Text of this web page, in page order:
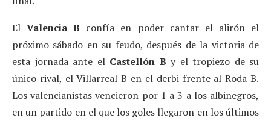
ElValencia B confía en poder cantar el alirón el
próximo sábado en su feudo, después de la victoria de
esta jornada ante el Castellón B y el tropiezo de su
único rival, el Villarreal B en el derbi frente al Roda B.
Los valencianistas vencieron por 1 a 3 a los albinegros,
en un partido en el que los goles llegaron en los últimos